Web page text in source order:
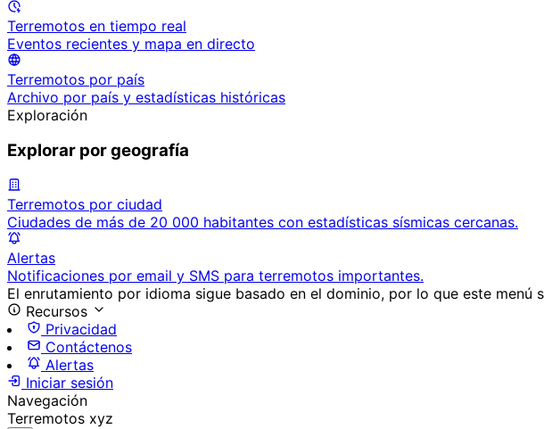
Terremotos en tiempo real
Eventos recientes y mapa en directo
Terremotos por país
Archivo por país y estadísticas históricas
Exploración
Explorar por geografía
Terremotos por ciudad
Ciudades de más de 20 000 habitantes con estadísticas sísmicas cercanas.
Alertas
Notificaciones por email y SMS para terremotos importantes.
El enrutamiento por idioma sigue basado en el dominio, por lo que este menú
Recursos
Privacidad
Contáctenos
Alertas
Iniciar sesión
Navegación
Terremotos xyz